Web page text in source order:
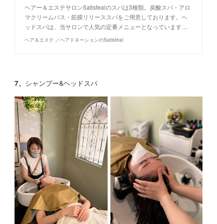
ヘアー＆エステサロンSatisfealのスパは3種類。炭酸スパ・アロ
マクリームバス・筋膜リリーススパをご用意しております。ヘ
ッドスパは、当サロンで人気の定番メニューとなっています…
ヘア＆エステ ／ヘアドネーションのSatisfeal
7、 シャンプー&ヘッドスパ